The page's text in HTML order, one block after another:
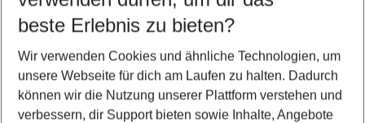
5-8 Nächte
2 Erwachsene Keine Kinder
Mehr Filter anzeigen
beste Erlebnis zu bieten?
Wir verwenden Cookies und ähnliche Technologien, um
unsere Webseite für dich am Laufen zu halten. Dadurch
können wir die Nutzung unserer Plattform verstehen und
verbessern, dir Support bieten sowie Inhalte, Angebote